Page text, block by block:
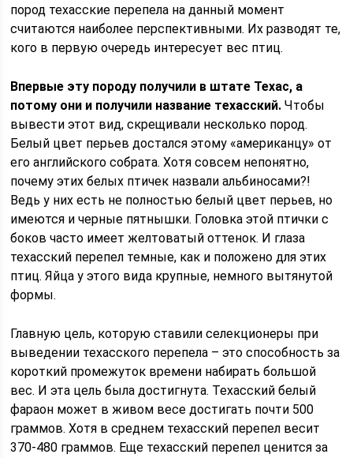
пород техасские перепела на данный момент
считаются наиболее перспективными. Их разводят те,
кого в первую очередь интересует вес птиц.
Впервые эту породу получили в штате Техас, а
потому они и получили название техасский. Чтобы
вывести этот вид, скрещивали несколько пород.
Белый цвет перьев достался этому «американцу» от
его английского собрата. Хотя совсем непонятно,
почему этих белых птичек назвали альбиносами?!
Ведь у них есть не полностью белый цвет перьев, но
имеются и черные пятнышки. Головка этой птички с
боков часто имеет желтоватый оттенок. И глаза
техасский перепел темные, как и положено для этих
птиц. Яйца у этого вида крупные, немного вытянутой
формы.
Главную цель, которую ставили селекционеры при
выведении техасского перепела – это способность за
короткий промежуток времени набирать большой
вес. И эта цель была достигнута. Техасский белый
фараон может в живом весе достигать почти 500
граммов. Хотя в среднем техасский перепел весит
370-480 граммов. Еще техасский перепел ценится за